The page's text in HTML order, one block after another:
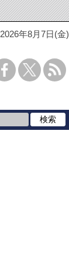
2026年8月7日(金)